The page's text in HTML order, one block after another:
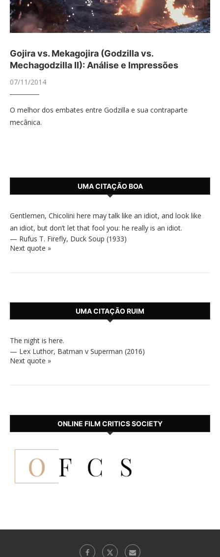
Gojira vs. Mekagojira (Godzilla vs.
Mechagodzilla II): Análise e Impressões
07/11/2014
O melhor dos embates entre Godzilla e sua contraparte
mecânica.
UMA CITAÇÃO BOA
Gentlemen, Chicolini here may talk like an idiot, and look like
an idiot, but don’t let that fool you: he really is an idiot.
— Rufus T. Firefly, Duck Soup (1933)
Next quote »
UMA CITAÇÃO RUIM
The night is here.
— Lex Luthor, Batman v Superman (2016)
Next quote »
ONLINE FILM CRITICS SOCIETY